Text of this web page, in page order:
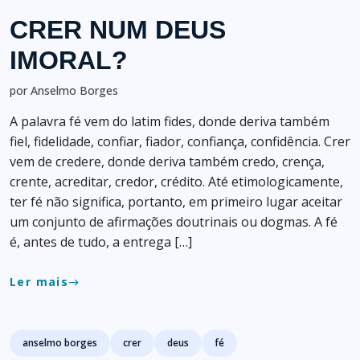
CRER NUM DEUS
IMORAL?
por Anselmo Borges
A palavra fé vem do latim fides, donde deriva também
fiel, fidelidade, confiar, fiador, confiança, confidência. Crer
vem de credere, donde deriva também credo, crença,
crente, acreditar, credor, crédito. Até etimologicamente,
ter fé não significa, portanto, em primeiro lugar aceitar
um conjunto de afirmações doutrinais ou dogmas. A fé
é, antes de tudo, a entrega […]
Ler maiseast
Tags
anselmo borges crer deus fé